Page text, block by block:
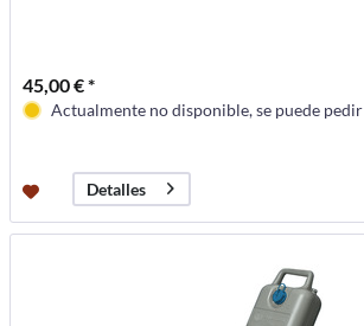
45,00 € *
Actualmente no disponible, se puede pedir
Detalles